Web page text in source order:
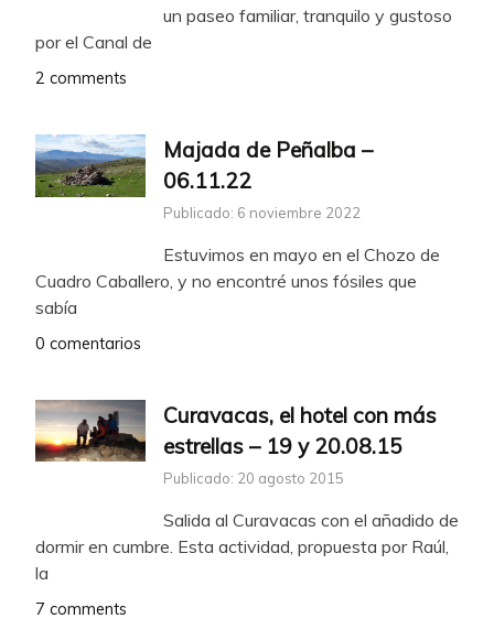
un paseo familiar, tranquilo y gustoso
por el Canal de
2 comments
Majada de Peñalba –
06.11.22
Publicado: 6 noviembre 2022
Estuvimos en mayo en el Chozo de
Cuadro Caballero, y no encontré unos fósiles que
sabía
0 comentarios
Curavacas, el hotel con más
estrellas – 19 y 20.08.15
Publicado: 20 agosto 2015
Salida al Curavacas con el añadido de
dormir en cumbre. Esta actividad, propuesta por Raúl,
la
7 comments